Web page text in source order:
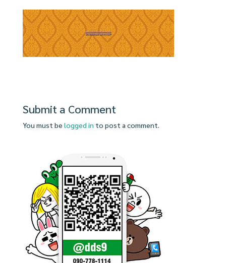
Submit a Comment
You must be logged in to post a comment.